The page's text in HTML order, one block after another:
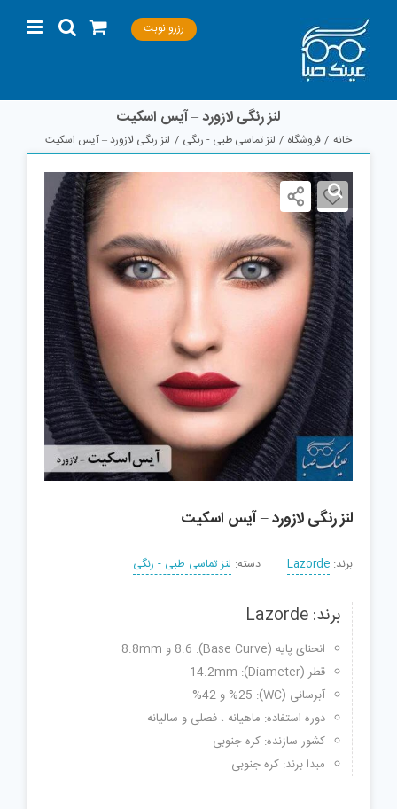
content
رزرو نوبت
لنز رنگی لازورد – آیس اسکیت
خانه فروشگاه لنز تماسی طبی - رنگی لنز رنگی لازورد – آیس اسکیت
لنز رنگی لازورد – آیس اسکیت
برند: Lazorde دسته: لنز تماسی طبی - رنگی
برند: Lazorde
انحنای پایه (Base Curve): 8.6 و 8.8mm
قطر (Diameter): 14.2mm
آبرسانی (WC): %25 و 42%
دوره استفاده: ماهیانه ، فصلی و سالیانه
کشور سازنده: کره جنوبی
مبدا برند: کره جنوبی